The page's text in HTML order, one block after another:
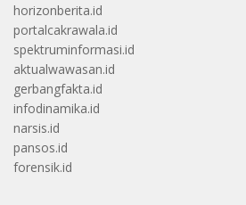
horizonberita.id
portalcakrawala.id
spektruminformasi.id
aktualwawasan.id
gerbangfakta.id
infodinamika.id
narsis.id
pansos.id
forensik.id